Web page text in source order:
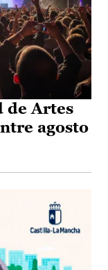
de Artes
agosto